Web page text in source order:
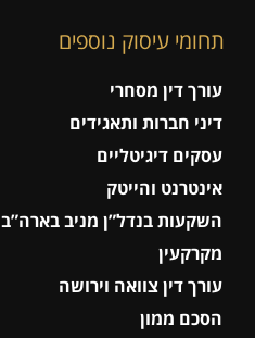
תחומי עיסוק נוספים
עורך דין מסחרי
דיני חברות ותאגידים
עסקים דיגיטליים
אינטרנט והייטק
השקעות בנדל”ן מניב בארה”ב
מקרקעין
עורך דין צוואה וירושה
הסכם ממון